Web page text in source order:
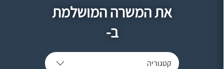
את המשרה המושלמת
ב-
קטגוריה